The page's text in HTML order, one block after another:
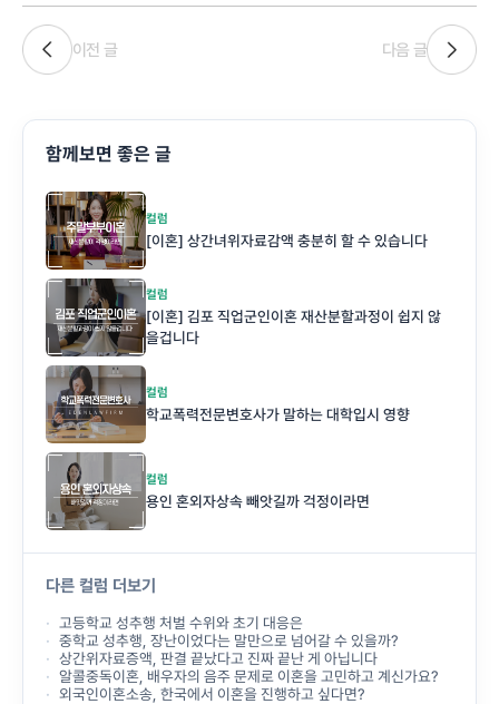
이전 글 다음 글
함께보면 좋은 글
컬럼
[이혼] 상간녀위자료감액 충분히 할 수 있습니다
컬럼
[이혼] 김포 직업군인이혼 재산분할과정이 쉽지 않
을겁니다
컬럼
학교폭력전문변호사가 말하는 대학입시 영향
컬럼
용인 혼외자상속 빼앗길까 걱정이라면
다른 컬럼 더보기
고등학교 성추행 처벌 수위와 초기 대응은
중학교 성추행, 장난이었다는 말만으로 넘어갈 수 있을까?
상간위자료증액, 판결 끝났다고 진짜 끝난 게 아닙니다
알콜중독이혼, 배우자의 음주 문제로 이혼을 고민하고 계신가요?
외국인이혼소송, 한국에서 이혼을 진행하고 싶다면?